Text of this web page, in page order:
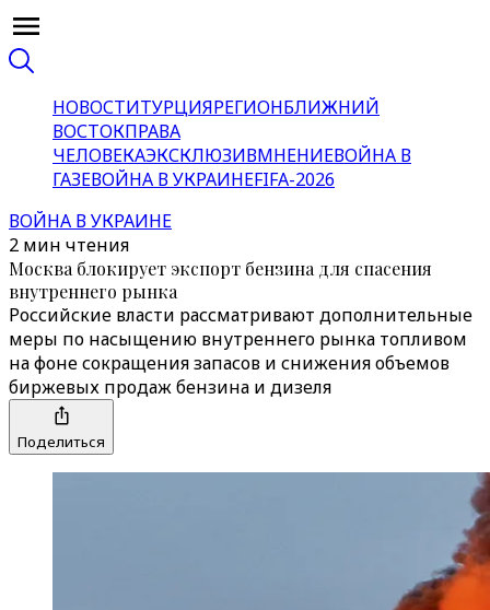
НОВОСТИТУРЦИЯРЕГИОНБЛИЖНИЙ
ВОСТОКПРАВА
ЧЕЛОВЕКАЭКСКЛЮЗИВМНЕНИЕВОЙНА В
ГАЗЕВОЙНА В УКРАИНЕFIFA-2026
ВОЙНА В УКРАИНЕ
2 мин чтения
Москва блокирует экспорт бензина для спасения
внутреннего рынка
Российские власти рассматривают дополнительные
меры по насыщению внутреннего рынка топливом
на фоне сокращения запасов и снижения объемов
биржевых продаж бензина и дизеля
Поделиться